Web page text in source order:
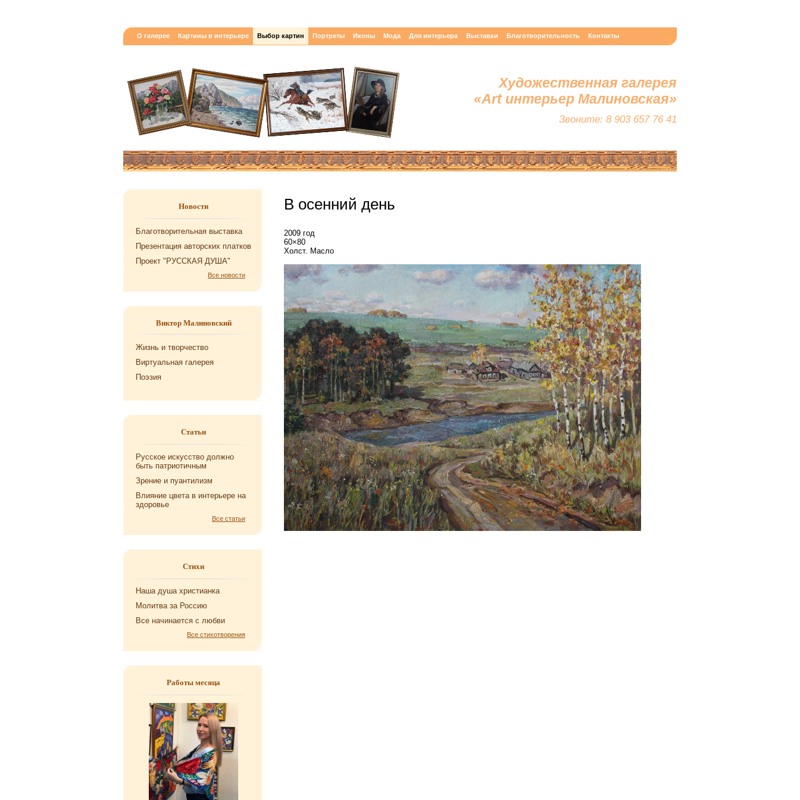
О галерее Картины в интерьере Выбор картин Портреты Иконы Мода Для интерьера Выставки Благотворительность Контакты
Художественная галерея
«Art интерьер Малиновская»
Звоните: 8 903 657 76 41
Новости
Благотворительная выставка
Презентация авторских платков
Проект "РУССКАЯ ДУША"
Все новости
Виктор Малиновский
Жизнь и творчество
Виртуальная галерея
Поэзия
Статьи
Русское искусство должно
быть патриотичным
Зрение и пуантилизм
Влияние цвета в интерьере на
здоровье
Все статьи
Стихи
Наша душа хри­сти­ан­ка
Мо­лит­ва за Рос­сию
Все на­чи­на­ет­ся с любви
Все стихотворения
Работы месяца
В осенний день
2009 год
60×80
Холст. Масло